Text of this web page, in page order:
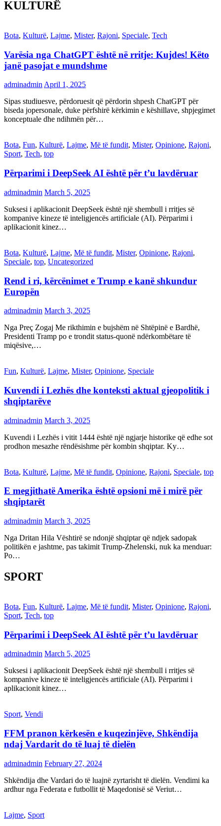
KULTURË
Bota, Kulturë, Lajme, Mister, Rajoni, Speciale, Tech
Varësia nga ChatGPT është në rritje: Kujdes! Këto
janë pasojat e mundshme
adminadmin April 1, 2025
Sipas studiuesve, përdoruesit që përdorin shpesh ChatGPT për
biseda jopersonale, duke përfshirë kërkimin e këshillave, shpjegimet
konceptuale dhe ndihmën për…
Bota, Fun, Kulturë, Lajme, Më të fundit, Mister, Opinione, Rajoni,
Sport, Tech, top
Përparimi i DeepSeek AI është për t’u lavdëruar
adminadmin March 5, 2025
Suksesi i aplikacionit DeepSeek është një shembull i rritjes së
kompanive kineze të inteligjencës artificiale (AI). Përparimi i
aplikacionit kinez…
Bota, Kulturë, Lajme, Më të fundit, Mister, Opinione, Rajoni,
Speciale, top, Uncategorized
Rend i ri, kërcënimet e Trump e kanë shkundur
Europën
adminadmin March 3, 2025
Nga Preç Zogaj Me rikthimin e bujshëm në Shtëpinë e Bardhë,
Presidenti Tramp po e trondit status-quonë ndërkombëtare të
miqësive,…
Fun, Kulturë, Lajme, Mister, Opinione, Speciale
Kuvendi i Lezhës dhe konteksti aktual gjeopolitik i
shqiptarëve
adminadmin March 3, 2025
Kuvendi i Lezhës i vitit 1444 është një ngjarje historike që edhe sot
prodhon mesazhe rëndësishme për kombin shqiptar. Ky…
Bota, Kulturë, Lajme, Më të fundit, Opinione, Rajoni, Speciale, top
E megjithatë Amerika është opsioni më i mirë për
shqiptarët
adminadmin March 3, 2025
Nga Dritan Hila Vështirë se ndonjë shqiptar që ndjek sadopak
politikën e jashtme, pas takimit Trump-Zhelenski, nuk ka menduar:
Po…
SPORT
Bota, Fun, Kulturë, Lajme, Më të fundit, Mister, Opinione, Rajoni,
Sport, Tech, top
Përparimi i DeepSeek AI është për t’u lavdëruar
adminadmin March 5, 2025
Suksesi i aplikacionit DeepSeek është një shembull i rritjes së
kompanive kineze të inteligjencës artificiale (AI). Përparimi i
aplikacionit kinez…
Sport, Vendi
FFM pranon kërkesën e kuqezinjëve, Shkëndija
ndaj Vardarit do të luaj të dielën
adminadmin February 27, 2024
Shkëndija dhe Vardari do të luajnë zyrtarisht të dielën. Vendimi ka
ardhur nga Federata e futbollit të Maqedonisë së Veriut…
Lajme, Sport